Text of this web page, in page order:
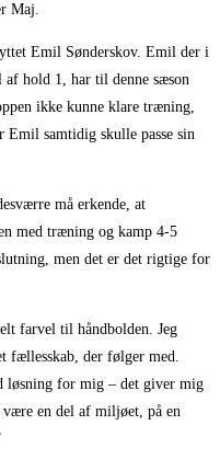
Maj.
Emil Sønderskov. Emil der i
af hold 1, har til denne sæson
ikke kunne klare træning,
Emil samtidig skulle passe sin
må erkende, at
med træning og kamp 4-5
men det er det rigtige for
farvel til håndbolden. Jeg
fællesskab, der følger med.
for mig – det giver mig
en del af miljøet, på en